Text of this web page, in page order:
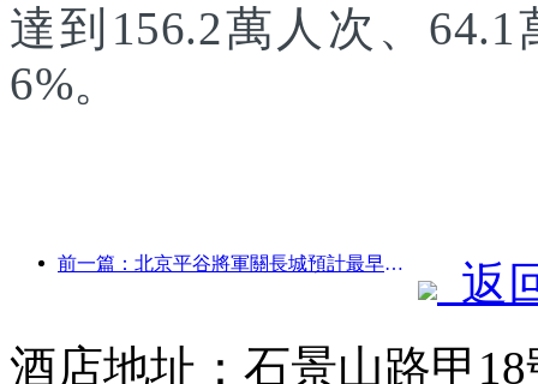
達到156.2萬人次、
6%。
前一篇：北京平谷將軍關長城預計最早于2026年底開門迎客
返
酒店地址：石景山路甲